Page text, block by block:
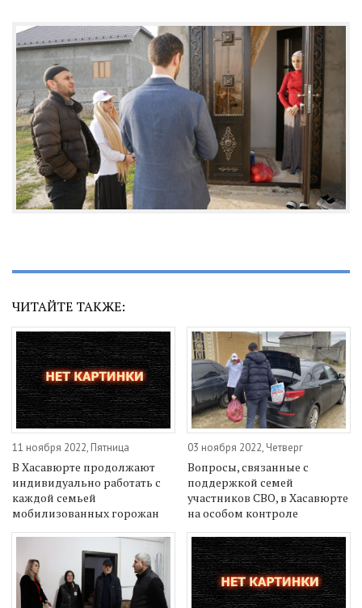
ЧИТАЙТЕ ТАКЖЕ:
11 ноября 2022, Пятница
В Хасавюрте продолжают
индивидуально работать с
каждой семьей
мобилизованных горожан
03 ноября 2022, Четверг
Вопросы, связанные с
поддержкой семей
участников СВО, в Хасавюрте
на особом контроле